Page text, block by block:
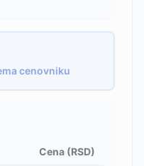
cenovniku
Cena (RSD)